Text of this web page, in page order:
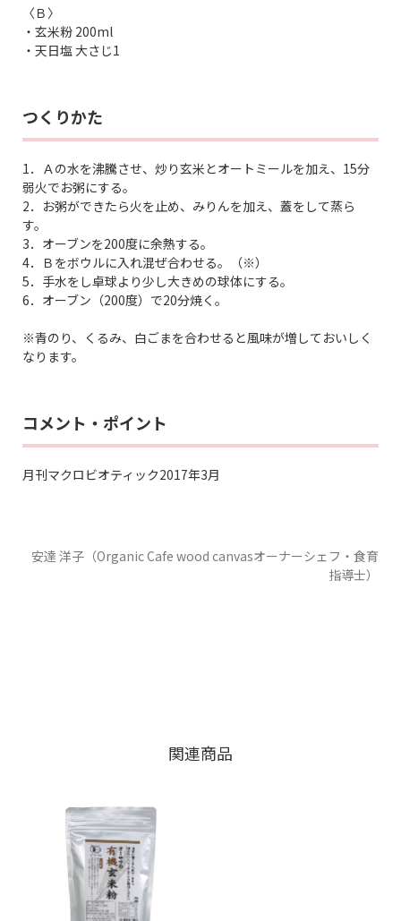
〈Ｂ〉
・玄米粉 200ml
・天日塩 大さじ1
つくりかた
1．Ａの水を沸騰させ、炒り玄米とオートミールを加え、15分
弱火でお粥にする。
2．お粥ができたら火を止め、みりんを加え、蓋をして蒸ら
す。
3．オーブンを200度に余熱する。
4．Ｂをボウルに入れ混ぜ合わせる。（※）
5．手水をし卓球より少し大きめの球体にする。
6．オーブン（200度）で20分焼く。
※青のり、くるみ、白ごまを合わせると風味が増しておいしく
なります。
コメント・ポイント
月刊マクロビオティック2017年3月
安達 洋子（Organic Cafe wood canvasオーナーシェフ・食育
指導士）
関連商品